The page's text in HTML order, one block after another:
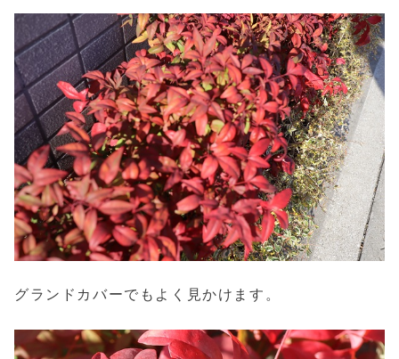
グランドカバーでもよく見かけます。